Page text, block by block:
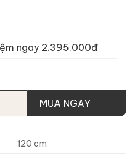
ngay 2.395.000đ
MUA NGAY
120 cm